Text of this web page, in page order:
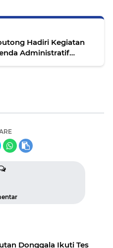
Hadiri Kegiatan
Administratif
Donggala Ikuti Tes